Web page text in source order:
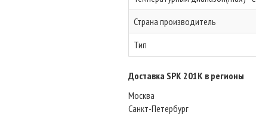
Страна производитель
Тип
Доставка SPK 201K в регионы
Москва
Санкт-Петербург